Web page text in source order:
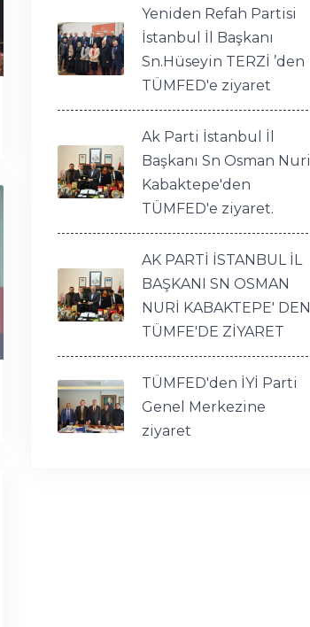
Yeniden Refah Partisi
İstanbul İl Başkanı
Sn.Hüseyin TERZİ ’den
TÜMFED'e ziyaret
Ak Parti İstanbul İl
Başkanı Sn Osman Nuri
Kabaktepe'den
TÜMFED'e ziyaret.
AK PARTİ İSTANBUL İL
BAŞKANI SN OSMAN
NURİ KABAKTEPE' DEN
TÜMFE'DE ZİYARET
TÜMFED'den İYİ Parti
Genel Merkezine
ziyaret